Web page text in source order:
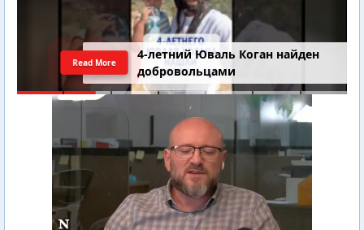
4-летний Юваль Коган найден
добровольцами
Read More